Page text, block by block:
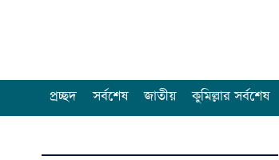
প্রচ্ছদ সর্বশেষ জাতীয় কুমিল্লার সর্বশেষ